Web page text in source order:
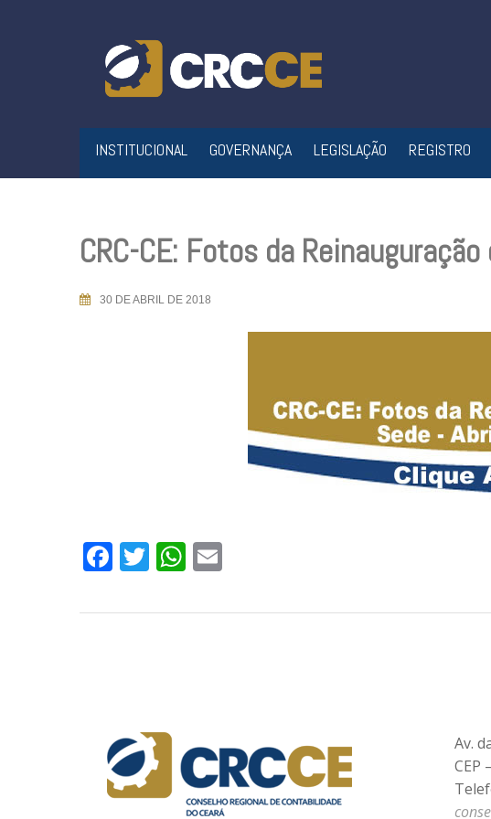
INSTITUCIONAL GOVERNANÇA LEGISLAÇÃO REGISTRO
CRC-CE: Fotos da
30 DE ABRIL DE 2018
Facebook
TwitterWhatsApp
Av.
CEP